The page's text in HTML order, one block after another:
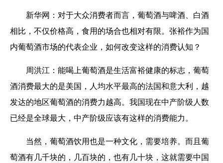
新华网：对于大众消费者而言，葡萄酒与啤酒、白酒
相比，不仅价格高，食用的场合也相对有限。张裕作为国
内葡萄酒市场的代表企业，如何改变这样的消费认知？
周洪江：能喝上葡萄酒是生活富裕健康的标志，葡萄
酒消费最大的是美国，人均水平最高的法国和意大利，越
发达的地区葡萄酒的消费力越高。我国现在中产阶级人数
已经是全球最大，中产阶级应该有这样的消费能力。
当然，葡萄酒饮用也是一种文化，需要培养。而且葡
萄酒有几千块的，几百块的，也有几十块，这就需要中国